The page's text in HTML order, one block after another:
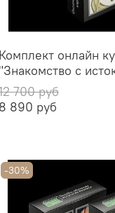
Комплект онлайн
"Знакомство с
700 руб
8 890 руб
-30%